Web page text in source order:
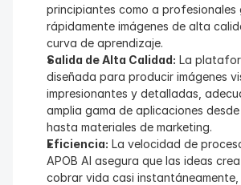
principiantes como a profesionales
rápidamente imágenes de alta
curva de aprendizaje.
Salida de Alta Calidad: La
diseñada para producir imágenes
impresionantes y detalladas,
amplia gama de aplicaciones
hasta materiales de marketing.
Eficiencia: La velocidad de
APOB AI asegura que las ideas
cobrar vida casi